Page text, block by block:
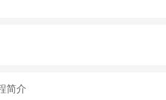
简介